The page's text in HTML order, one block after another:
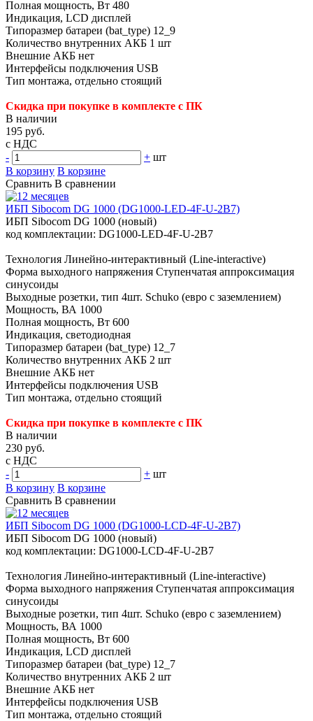
Полная мощность, Вт 480
Индикация, LCD дисплей
Типоразмер батареи (bat_type) 12_9
Количество внутренних АКБ 1 шт
Внешние АКБ нет
Интерфейсы подключения USB
Тип монтажа, отдельно стоящий
Скидка при покупке в комплекте с ПК
В наличии
195 руб.
с НДС
-
+ шт
В корзину В корзине
Сравнить В сравнении
ИБП Sibocom DG 1000 (DG1000-LED-4F-U-2B7)
ИБП Sibocom DG 1000 (новый)
код комплектации: DG1000-LED-4F-U-2B7
Технология Линейно-интерактивный (Line-interactive)
Форма выходного напряжения Ступенчатая аппроксимация
синусоиды
Выходные розетки, тип 4шт. Schuko (евро с заземлением)
Мощность, ВА 1000
Полная мощность, Вт 600
Индикация, светодиодная
Типоразмер батареи (bat_type) 12_7
Количество внутренних АКБ 2 шт
Внешние АКБ нет
Интерфейсы подключения USB
Тип монтажа, отдельно стоящий
Скидка при покупке в комплекте с ПК
В наличии
230 руб.
с НДС
-
+ шт
В корзину В корзине
Сравнить В сравнении
ИБП Sibocom DG 1000 (DG1000-LCD-4F-U-2B7)
ИБП Sibocom DG 1000 (новый)
код комплектации: DG1000-LCD-4F-U-2B7
Технология Линейно-интерактивный (Line-interactive)
Форма выходного напряжения Ступенчатая аппроксимация
синусоиды
Выходные розетки, тип 4шт. Schuko (евро с заземлением)
Мощность, ВА 1000
Полная мощность, Вт 600
Индикация, LCD дисплей
Типоразмер батареи (bat_type) 12_7
Количество внутренних АКБ 2 шт
Внешние АКБ нет
Интерфейсы подключения USB
Тип монтажа, отдельно стоящий